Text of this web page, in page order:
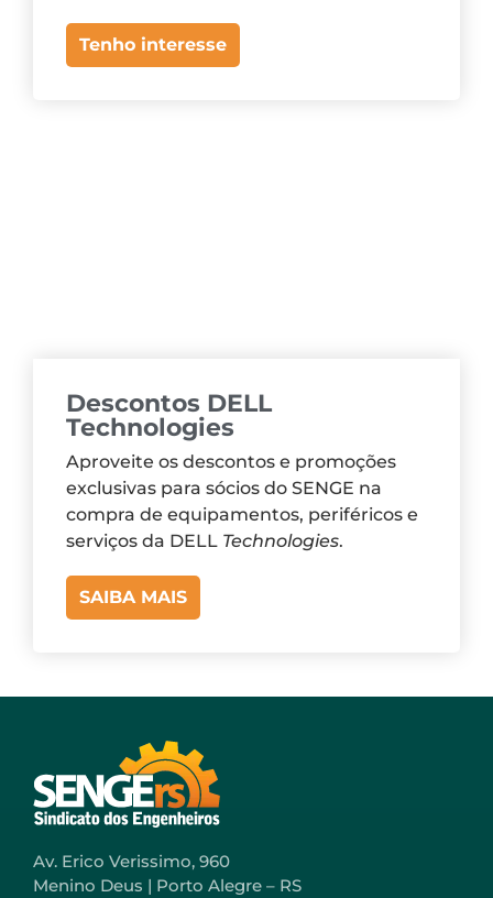
Tenho interesse
Descontos DELL
Technologies
Aproveite os descontos e promoções
exclusivas para sócios do SENGE na
compra de equipamentos, periféricos e
serviços da DELL Technologies.
SAIBA MAIS
Av. Erico Verissimo, 960
Menino Deus | Porto Alegre – RS